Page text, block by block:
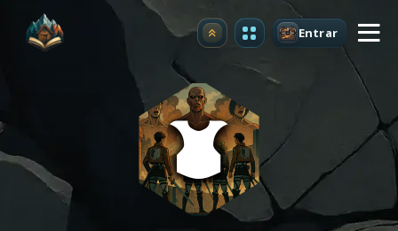
Atualizar Entrar